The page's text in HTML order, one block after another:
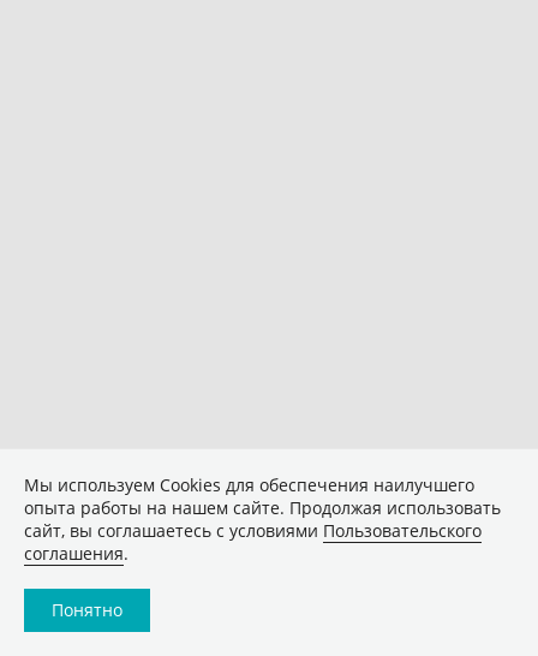
Мы используем Сookies для обеспечения наилучшего
опыта работы на нашем сайте. Продолжая использовать
сайт, вы соглашаетесь с условиями Пользовательского
соглашения.
Понятно